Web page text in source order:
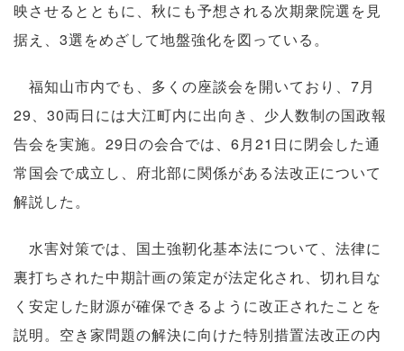
映させるとともに、秋にも予想される次期衆院選を見
据え、3選をめざして地盤強化を図っている。
福知山市内でも、多くの座談会を開いており、7月
29、30両日には大江町内に出向き、少人数制の国政報
告会を実施。29日の会合では、6月21日に閉会した通
常国会で成立し、府北部に関係がある法改正について
解説した。
水害対策では、国土強靭化基本法について、法律に
裏打ちされた中期計画の策定が法定化され、切れ目な
く安定した財源が確保できるように改正されたことを
説明。空き家問題の解決に向けた特別措置法改正の内